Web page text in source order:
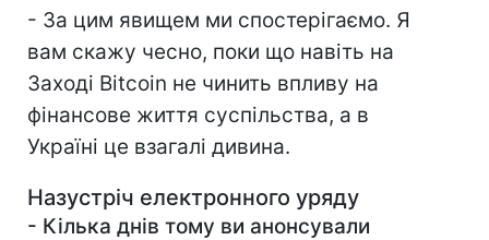
- За цим явищем ми спостерігаємо. Я
вам скажу чесно, поки що навіть на
Заході Bitcoin не чинить впливу на
фінансове життя суспільства, а в
Україні це взагалі дивина.
Назустріч електронного уряду
- Кілька днів тому ви анонсували